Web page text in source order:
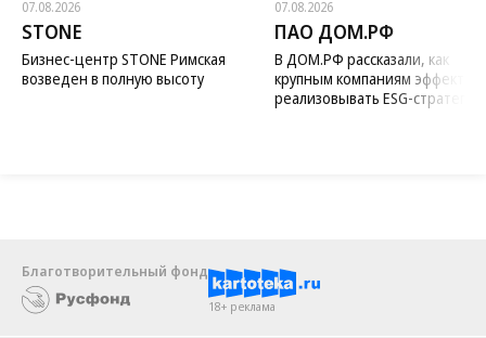
07.08.2026
STONE
Бизнес-центр STONE Римская
возведен в полную высоту
07.08.2026
ПАО ДОМ.РФ
В ДОМ.РФ рассказали, как
крупным компаниям
реализовывать ESG-стратегию
Благотворительный фонд
18+ реклама